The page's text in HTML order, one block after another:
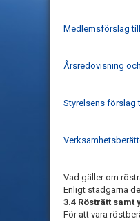
Medlemsförslag
Årsredovisning
Styrelsens förslag
Vad gäller om
Enligt stadgarna
3.4 Rösträtt
För att vara